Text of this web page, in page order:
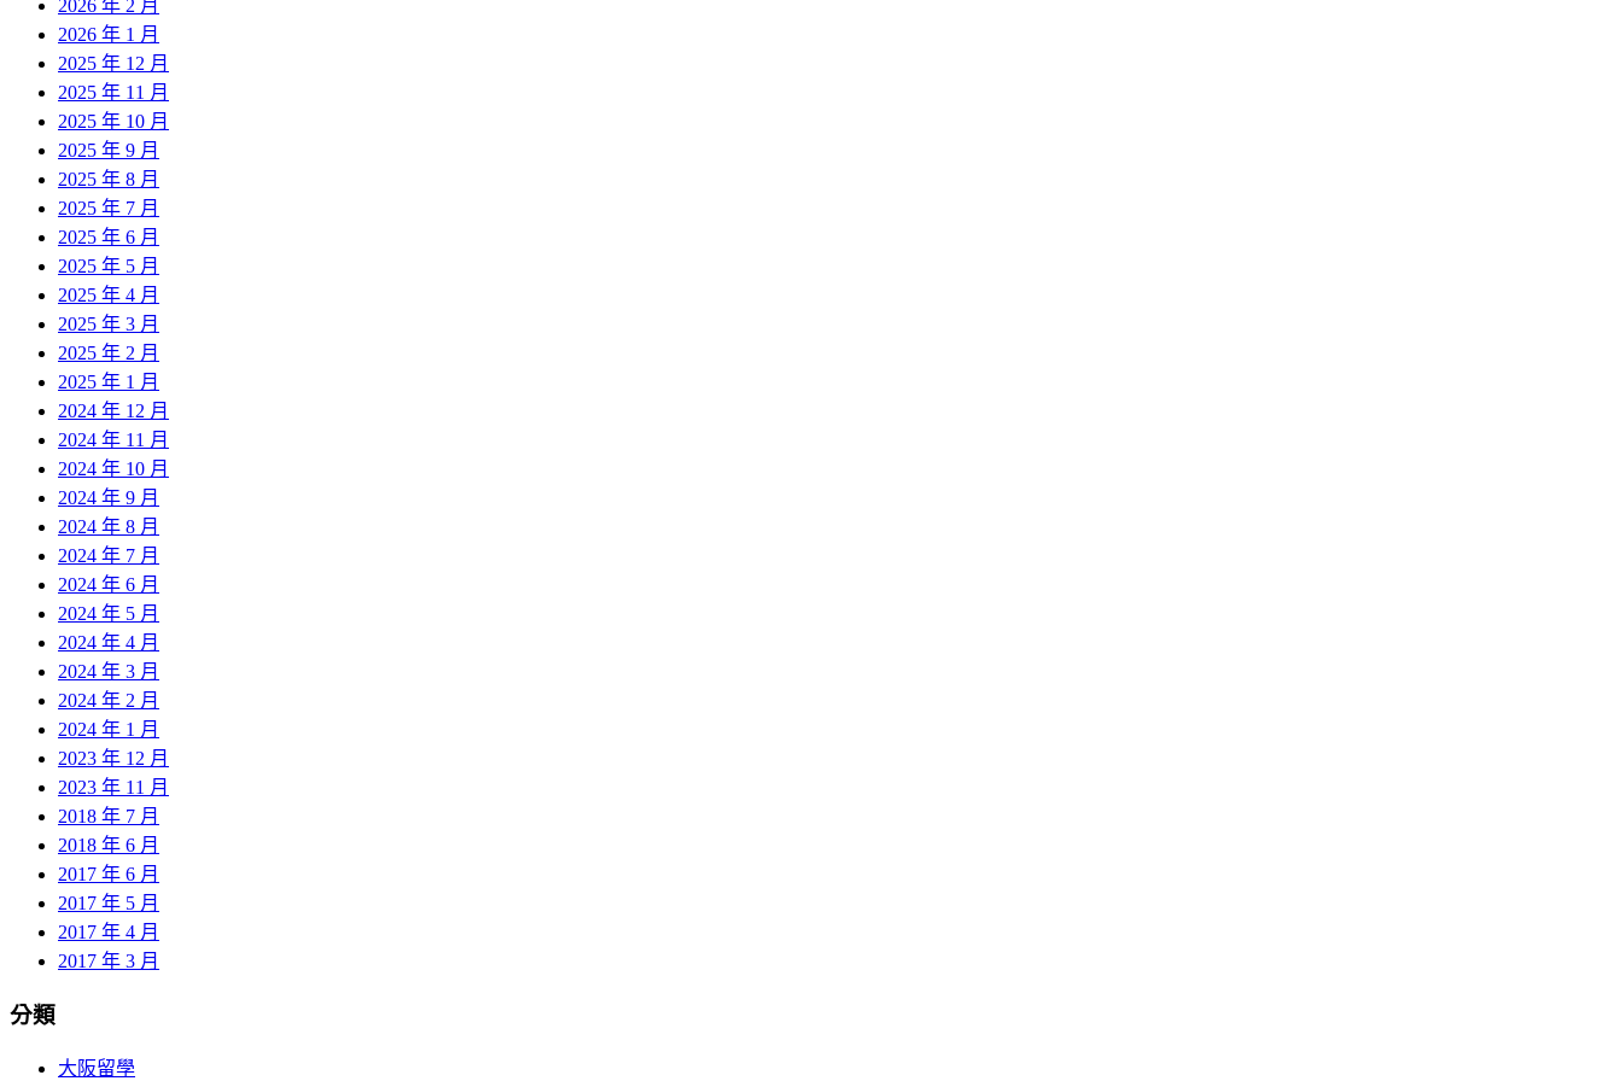
2026 年 2 月
2026 年 1 月
2025 年 12 月
2025 年 11 月
2025 年 10 月
2025 年 9 月
2025 年 8 月
2025 年 7 月
2025 年 6 月
2025 年 5 月
2025 年 4 月
2025 年 3 月
2025 年 2 月
2025 年 1 月
2024 年 12 月
2024 年 11 月
2024 年 10 月
2024 年 9 月
2024 年 8 月
2024 年 7 月
2024 年 6 月
2024 年 5 月
2024 年 4 月
2024 年 3 月
2024 年 2 月
2024 年 1 月
2023 年 12 月
2023 年 11 月
2018 年 7 月
2018 年 6 月
2017 年 6 月
2017 年 5 月
2017 年 4 月
2017 年 3 月
分類
大阪留學